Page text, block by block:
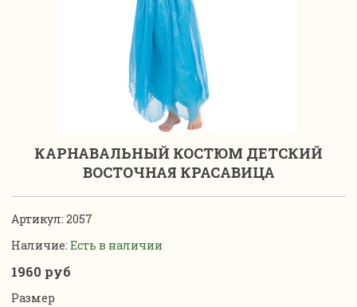
КАРНАВАЛЬНЫЙ КОСТЮМ ДЕТСКИЙ
ВОСТОЧНАЯ КРАСАВИЦА
Артикул: 2057
Наличие: Есть в наличии
1960 руб
Размер